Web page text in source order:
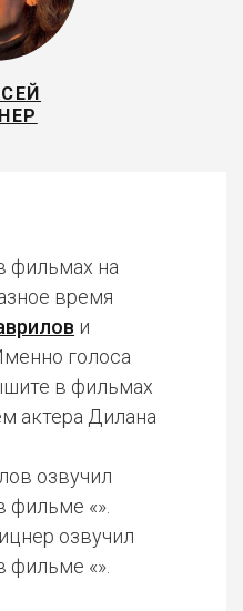
фильмах на
время
и
голоса
в фильмах
актера Дилана
озвучил
фильме «».
озвучил
фильме «».